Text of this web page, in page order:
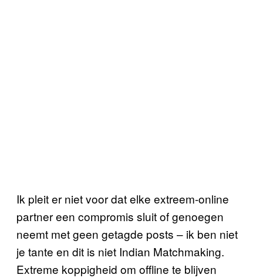
Ik pleit er niet voor dat elke extreem-online
partner een compromis sluit of genoegen
neemt met geen getagde posts – ik ben niet
je tante en dit is niet Indian Matchmaking.
Extreme koppigheid om offline te blijven